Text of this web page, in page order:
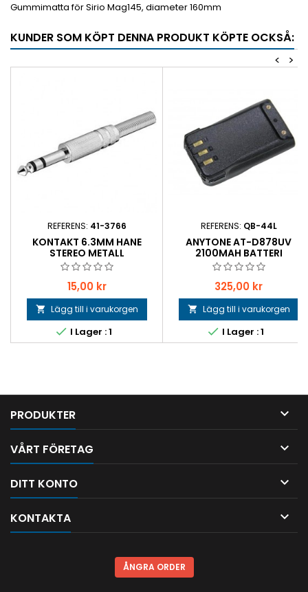
Gummimatta för Sirio Mag145, diameter 160mm
KUNDER SOM KÖPT DENNA PRODUKT KÖPTE OCKSÅ:
>
<
REFERENS: 41-3766
KONTAKT 6.3MM HANE
STEREO METALL
Pris
15,00 kr
 Lägg till i varukorgen
 I Lager : 1
REFERENS: QB-44L
ANYTONE AT-D878UV
2100MAH BATTERI
Pris
325,00 kr
 Lägg till i varukorgen
 I Lager : 1
PRODUKTER 
VÅRT FÖRETAG 
DITT KONTO 
KONTAKTA 
ÅNGRA ORDER